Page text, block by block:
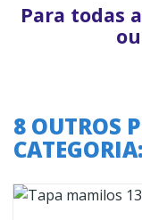
Para todas
8 OUTROS
CATEGORIA: